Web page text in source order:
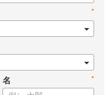
ット
イント
つの理由
役立てください。
*
*
名